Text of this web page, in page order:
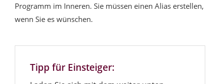
Programm im Inneren. Sie müssen einen Alias erstellen,
wenn Sie es wünschen.
Tipp für Einsteiger: